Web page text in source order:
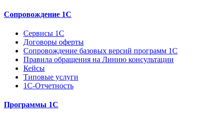
Сопровождение 1С
Сервисы 1С
Договоры оферты
Сопровождение базовых версий программ 1С
Правила обращения на Линию консультации
Кейсы
Типовые услуги
1С-Отчетность
Программы 1С